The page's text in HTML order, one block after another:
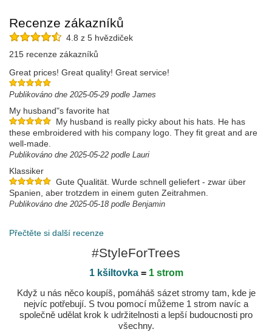
Recenze zákazníků
4.8 z 5 hvězdiček
215 recenze zákazníků
Great prices! Great quality! Great service!
Publikováno dne 2025-05-29 podle James
My husband"s favorite hat
My husband is really picky about his hats. He has
these embroidered with his company logo. They fit great and are
well-made.
Publikováno dne 2025-05-22 podle Lauri
Klassiker
Gute Qualität. Wurde schnell geliefert - zwar über
Spanien, aber trotzdem in einem guten Zeitrahmen.
Publikováno dne 2025-05-18 podle Benjamin
Thank you for a great experience. I could not find this
Publikováno dne 2025-05-15 podle Matthew
Přečtěte si další recenze
#StyleForTrees
1 kšiltovka= 1 strom
Když u nás něco koupíš, pomáháš sázet stromy tam, kde je
nejvíc potřebují. S tvou pomocí můžeme 1 strom navíc a
společně udělat krok k udržitelnosti a lepší budoucnosti pro
všechny.